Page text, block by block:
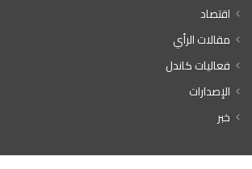
اقتصاد
مقالات الرأي
فعاليات كاندل
الإصدارات
خبر